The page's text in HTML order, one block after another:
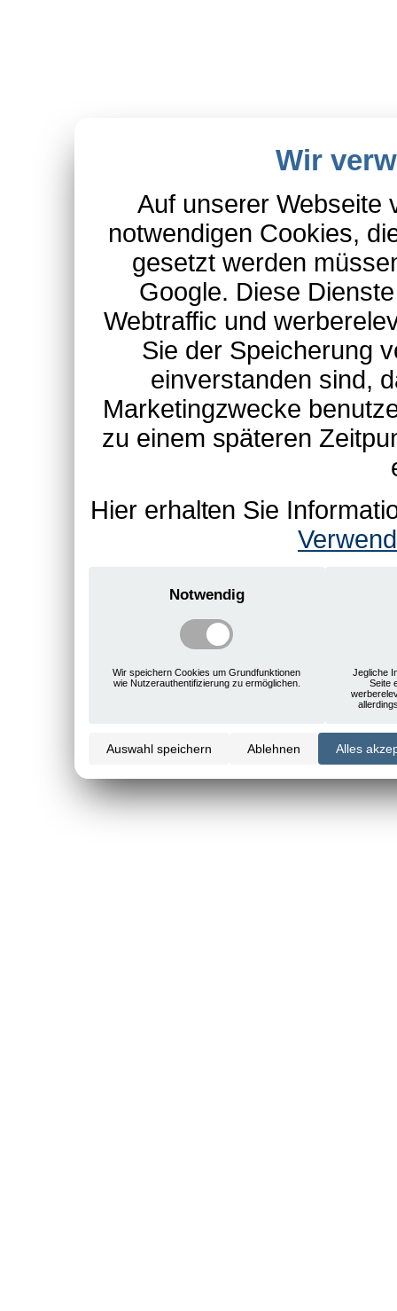
Wir
Auf unserer Webseite
notwendigen Cookies,
gesetzt werden
Google. Diese
Webtraffic und
Sie der Speicherung
einverstanden sind,
Marketingzwecke
zu einem späteren
Hier erhalten Sie
Notwendig
Wir speichern Cookies um Grundfunktionen
wie Nutzerauthentifizierung zu ermöglichen.
Jegliche
Seite
Auswahl speichern Ablehnen Alles